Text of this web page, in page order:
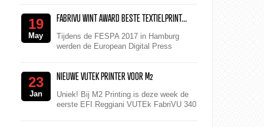
Nederlands Foto...
19
May
FABRIVU WINT AWARD BESTE TEXTIELPRINT...
Tijdens de FESPA 2017 in Hamburg
werden de European Digital Press
Printing viel in de ...
23
Jan
NIEUWE VUTEK PRINTER VOOR M2
Uniek! Bij M2 Printing is deze week de
eerste EFI Reggiani VUTEk FabriVU 340